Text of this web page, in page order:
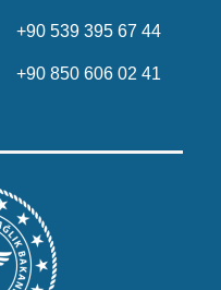
+90 539 395 67 44
+90 850 606 02 41